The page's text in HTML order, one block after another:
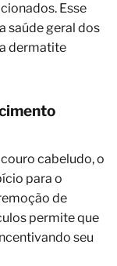
Esse
saúde geral dos
dermatite
cabeludo, o
para o
de
permite que
seu